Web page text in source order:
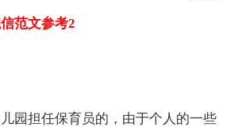
范文参考2
担任保育员的，由于个人的一些